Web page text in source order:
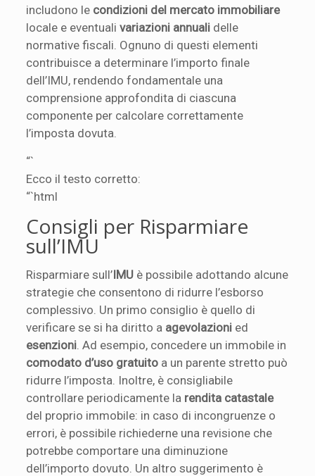
includono le condizioni del mercato immobiliare
locale e eventualivariazioni annuali delle
normative fiscali. Ognuno di questi elementi
contribuisce a determinare l’importo finale
dell’IMU, rendendo fondamentale una
comprensione approfondita di ciascuna
componente per calcolare correttamente
l’imposta dovuta.
“`
Ecco il testo corretto:
“`html
Consigli per Risparmiare
sull’IMU
Risparmiare sull’IMU è possibile adottando alcune
strategie che consentono di ridurre l’esborso
complessivo. Un primo consiglio è quello di
verificare se si ha diritto a agevolazioni ed
esenzioni. Ad esempio, concedere un immobile in
comodato d’uso gratuito a un parente stretto può
ridurre l’imposta. Inoltre, è consigliabile
controllare periodicamente la rendita catastale
del proprio immobile: in caso di incongruenze o
errori, è possibile richiederne una revisione che
potrebbe comportare una diminuzione
dell’importo dovuto. Un altro suggerimento è